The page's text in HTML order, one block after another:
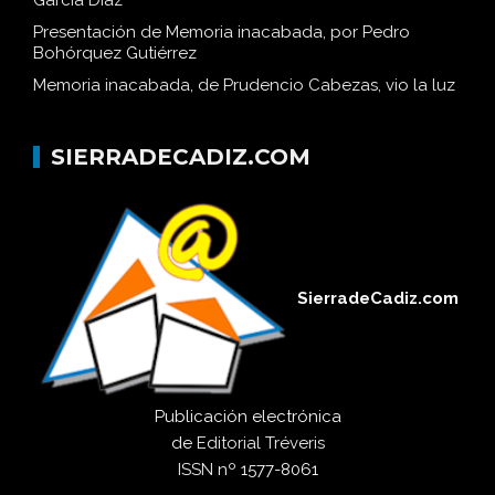
Presentación de Memoria inacabada, por Pedro
Bohórquez Gutiérrez
Memoria inacabada, de Prudencio Cabezas, vio la luz
SIERRADECADIZ.COM
SierradeCadiz.com
Publicación electrónica
de Editorial Tréveris
ISSN nº 1577-8061